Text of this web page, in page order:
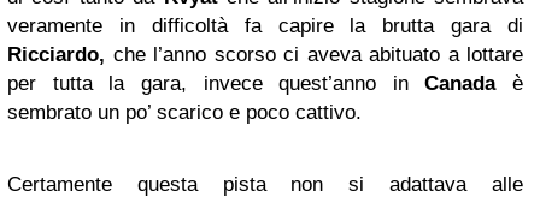
veramente in difficoltà fa capire la brutta gara di
Ricciardo, che l’anno scorso ci aveva abituato a lottare
per tutta la gara, invece quest’anno inCanadaè
sembrato un po’ scarico e poco cattivo.
Certamente questa pista non si adattava alle